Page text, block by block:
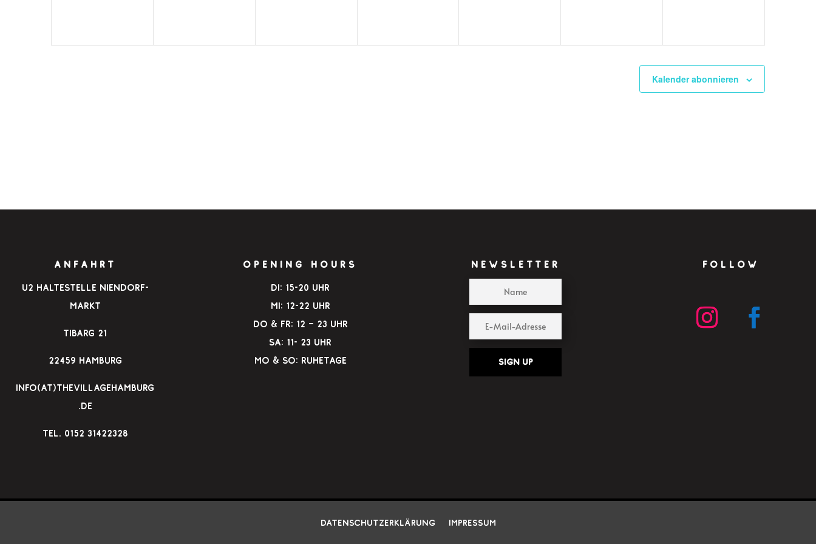
Kalender abonnieren
ANFAHRT
u2 Haltestelle Niendorf-
Markt
Tibarg 21
22459 Hamburg
info(at)thevillagehamburg
.de
TEl. 0152 31422328
OPENING HOURS
Di: 15-20 Uhr
Mi: 12-22 Uhr
Do & Fr: 12 – 23 Uhr
Sa: 11- 23 Uhr
Mo & So: Ruhetage
NEWSLETTER
Sign up
FOLLOW
Datenschutzerklärung Impressum